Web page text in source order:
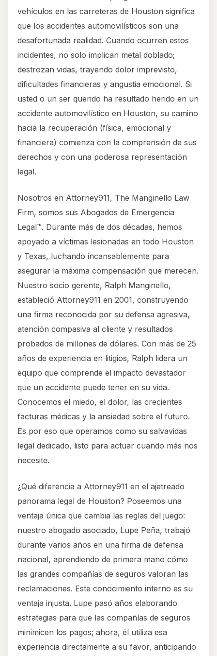
vehículos en las carreteras de Houston significa
que los accidentes automovilísticos son una
desafortunada realidad. Cuando ocurren estos
incidentes, no solo implican metal doblado;
destrozan vidas, trayendo dolor imprevisto,
dificultades financieras y angustia emocional. Si
usted o un ser querido ha resultado herido en un
accidente automovilístico en Houston, su camino
hacia la recuperación (física, emocional y
financiera) comienza con la comprensión de sus
derechos y con una poderosa representación
legal.
Nosotros en Attorney911, The Manginello Law
Firm, somos sus Abogados de Emergencia
Legal™. Durante más de dos décadas, hemos
apoyado a víctimas lesionadas en todo Houston
y Texas, luchando incansablemente para
asegurar la máxima compensación que merecen.
Nuestro socio gerente, Ralph Manginello,
estableció Attorney911 en 2001, construyendo
una firma reconocida por su defensa agresiva,
atención compasiva al cliente y resultados
probados de millones de dólares. Con más de 25
años de experiencia en litigios, Ralph lidera un
equipo que comprende el impacto devastador
que un accidente puede tener en su vida.
Conocemos el miedo, el dolor, las crecientes
facturas médicas y la ansiedad sobre el futuro.
Es por eso que operamos como su salvavidas
legal dedicado, listo para actuar cuando más nos
necesite.
¿Qué diferencia a Attorney911 en el ajetreado
panorama legal de Houston? Poseemos una
ventaja única que cambia las reglas del juego:
nuestro abogado asociado, Lupe Peña, trabajó
durante varios años en una firma de defensa
nacional, aprendiendo de primera mano cómo
las grandes compañías de seguros valoran las
reclamaciones. Este conocimiento interno es su
ventaja injusta. Lupe pasó años elaborando
estrategias para que las compañías de seguros
minimicen los pagos; ahora, él utiliza esa
experiencia directamente a su favor, anticipando